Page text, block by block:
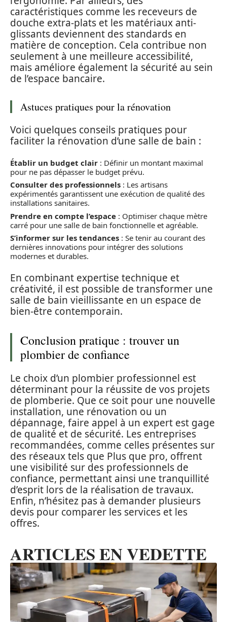
caractéristiques comme les receveurs de
douche extra-plats et les matériaux anti-
glissants deviennent des standards en
matière de conception. Cela contribue non
seulement à une meilleure accessibilité,
mais améliore également la sécurité au sein
de l’espace bancaire.
Astuces pratiques pour la rénovation
Voici quelques conseils pratiques pour
faciliter la rénovation d’une salle de bain :
Établir un budget clair : Définir un montant maximal
pour ne pas dépasser le budget prévu.
Consulter des professionnels : Les artisans
expérimentés garantissent une exécution de qualité des
installations sanitaires.
Prendre en compte l’espace : Optimiser chaque mètre
carré pour une salle de bain fonctionnelle et agréable.
S’informer sur les tendances : Se tenir au courant des
dernières innovations pour intégrer des solutions
modernes et durables.
En combinant expertise technique et
créativité, il est possible de transformer une
salle de bain vieillissante en un espace de
bien-être contemporain.
Conclusion pratique : trouver un
plombier de confiance
Le choix d’un plombier professionnel est
déterminant pour la réussite de vos projets
de plomberie. Que ce soit pour une nouvelle
installation, une rénovation ou un
dépannage, faire appel à un expert est gage
de qualité et de sécurité. Les entreprises
recommandées, comme celles présentes sur
des réseaux tels que Plus que pro, offrent
une visibilité sur des professionnels de
confiance, permettant ainsi une tranquillité
d’esprit lors de la réalisation de travaux.
Enfin, n’hésitez pas à demander plusieurs
devis pour comparer les services et les
offres.
ARTICLES EN VEDETTE